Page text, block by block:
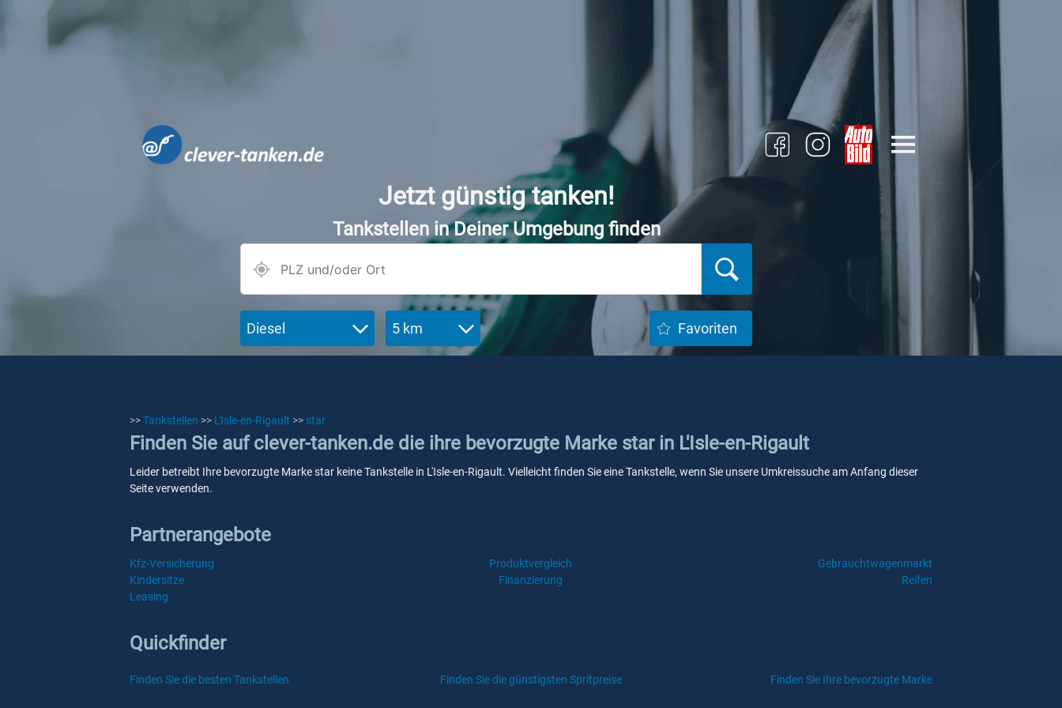
Jetzt günstig tanken!
Tankstellen in Deiner Umgebung finden
Diesel 5 km Favoriten
>>Tankstellen >> L'Isle-en-Rigault >> star
Finden Sie auf clever-tanken.de die ihre bevorzugte Marke star in L'Isle-en-Rigault
Leider betreibt Ihre bevorzugte Marke star keine Tankstelle in L'Isle-en-Rigault. Vielleicht finden Sie eine Tankstelle, wenn Sie unsere Umkreissuche am Anfang dieser
Seite verwenden.
Partnerangebote
Kfz-Versicherung Produktvergleich
Gebrauchtwagenmarkt
Kindersitze
Finanzierung
Reifen
Leasing
Quickfinder
Finden Sie die besten Tankstellen Finden Sie die günstigsten Spritpreise Finden Sie Ihre bevorzugte Marke